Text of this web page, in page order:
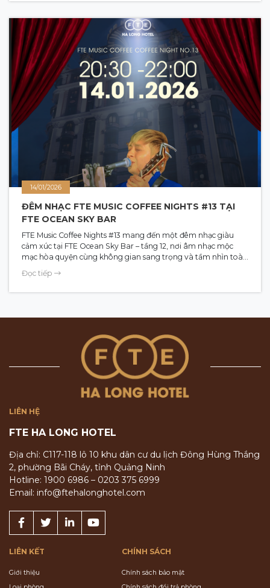
14/01/2026
ĐÊM NHẠC FTE MUSIC COFFEE NIGHTS #13 TẠI
FTE OCEAN SKY BAR
FTE Music Coffee Nights #13 mang đến một đêm nhạc giàu
cảm xúc tại FTE Ocean Sky Bar – tầng 12, nơi âm nhạc mộc
mạc hòa quyện cùng không gian sang trọng và tầm nhìn toàn
cảnh vịnh Hạ Long. Với sự trở lại của ca sĩ Raven Marte, chương
trình hứa hẹn những khoảnh khắc thư giãn, tinh tế và đầy bất
Đọc tiếp
LIÊN HỆ
FTE HA LONG HOTEL
Địa chỉ: C117-118 lô 10 khu dân cư du lịch Đông Hùng Thắng
2, phường Bãi Cháy, tỉnh Quảng Ninh
Hotline: 1900 6986 – 0203 375 6999
Email: info@ftehalonghotel.com
LIÊN KẾT
Giới thiệu
CHÍNH SÁCH
Chính sách bảo mật